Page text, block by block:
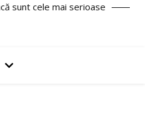
sunt cele mai serioase